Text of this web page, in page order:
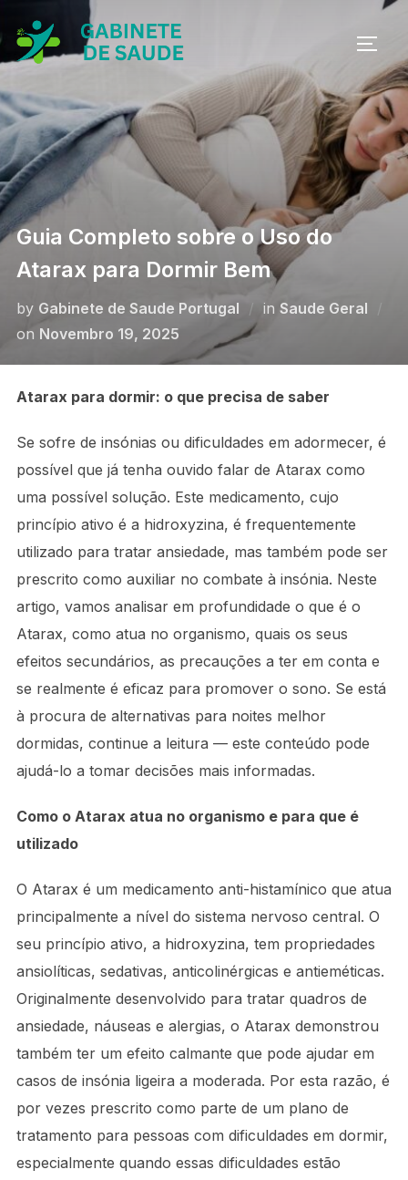
to
content
Guia Completo sobre o Uso do
Atarax para Dormir Bem
by Gabinete de Saude Portugal in Saude Geral
on Posted
Novembro 19, 2025
Atarax para dormir: o que precisa de saber
Se sofre de insónias ou dificuldades em adormecer, é
possível que já tenha ouvido falar de Atarax como
uma possível solução. Este medicamento, cujo
princípio ativo é a hidroxyzina, é frequentemente
utilizado para tratar ansiedade, mas também pode ser
prescrito como auxiliar no combate à insónia. Neste
artigo, vamos analisar em profundidade o que é o
Atarax, como atua no organismo, quais os seus
efeitos secundários, as precauções a ter em conta e
se realmente é eficaz para promover o sono. Se está
à procura de alternativas para noites melhor
dormidas, continue a leitura — este conteúdo pode
ajudá-lo a tomar decisões mais informadas.
Como o Atarax atua no organismo e para que é
utilizado
O Atarax é um medicamento anti-histamínico que atua
principalmente a nível do sistema nervoso central. O
seu princípio ativo, a hidroxyzina, tem propriedades
ansiolíticas, sedativas, anticolinérgicas e antieméticas.
Originalmente desenvolvido para tratar quadros de
ansiedade, náuseas e alergias, o Atarax demonstrou
também ter um efeito calmante que pode ajudar em
casos de insónia ligeira a moderada. Por esta razão, é
por vezes prescrito como parte de um plano de
tratamento para pessoas com dificuldades em dormir,
especialmente quando essas dificuldades estão